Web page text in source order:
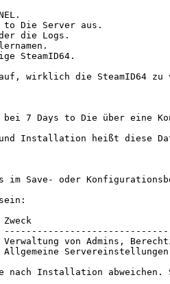
to Die Server aus.
die Logs.
SteamID64.
wirklich die SteamID64 zu
bei 7 Days to Die über eine
und Installation heißt diese
im Save- oder
Zweck
von Admins,
Allgemeine
nach Installation abweichen.